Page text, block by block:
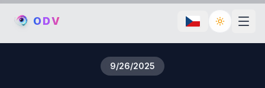
ODV Toggle
9/26/2025